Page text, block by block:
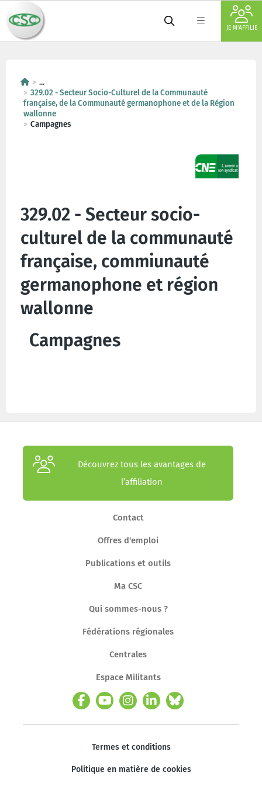
JE M'AFFILIE
...
329.02 - Secteur Socio-Culturel de la Communauté
française, de la Communauté germanophone et de la Région
wallonne
Campagnes
329.02 - Secteur socio-
culturel de la communauté
française, commiunauté
germanophone et région
wallonne
Campagnes
Découvrez tous les avantages de
l’affiliation
Contact
Offres d'emploi
Publications et outils
Ma CSC
Qui sommes-nous ?
Fédérations régionales
Centrales
Espace Militants
Termes et conditions
Politique en matière de cookies